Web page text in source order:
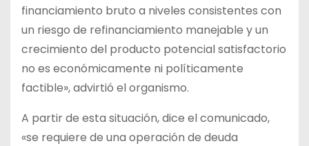
financiamiento bruto a niveles consistentes con
un riesgo de refinanciamiento manejable y un
crecimiento del producto potencial satisfactorio
no es económicamente ni políticamente
factible», advirtió el organismo.
A partir de esta situación, dice el comunicado,
«se requiere de una operación de deuda